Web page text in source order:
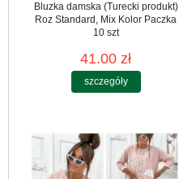
Bluzka damska (Turecki produkt)
Roz Standard, Mix Kolor Paczka
10 szt
41.00 zł
szczegóły